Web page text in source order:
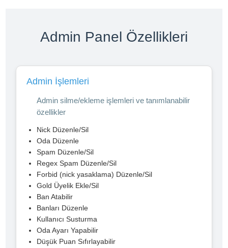
Admin Panel Özellikleri
Admin İşlemleri
Admin silme/ekleme işlemleri ve tanımlanabilir
özellikler
Nick Düzenle/Sil
Oda Düzenle
Spam Düzenle/Sil
Regex Spam Düzenle/Sil
Forbid (nick yasaklama) Düzenle/Sil
Gold Üyelik Ekle/Sil
Ban Atabilir
Banları Düzenle
Kullanıcı Susturma
Oda Ayarı Yapabilir
Düşük Puan Sıfırlayabilir